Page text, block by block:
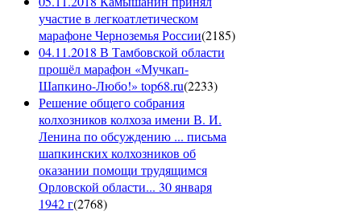
участие в легкоатлетическом
марафоне Черноземья России(2185)
04.11.2018 В Тамбовской области
прошёл марафон «Мучкап-
Шапкино-Любо!» top68.ru(2233)
Решение общего собрания
колхозников колхоза имени В. И.
Ленина по обсуждению ... письма
шапкинских колхозников об
оказании помощи трудящимся
Орловской области... 30 января
1942 г(2768)